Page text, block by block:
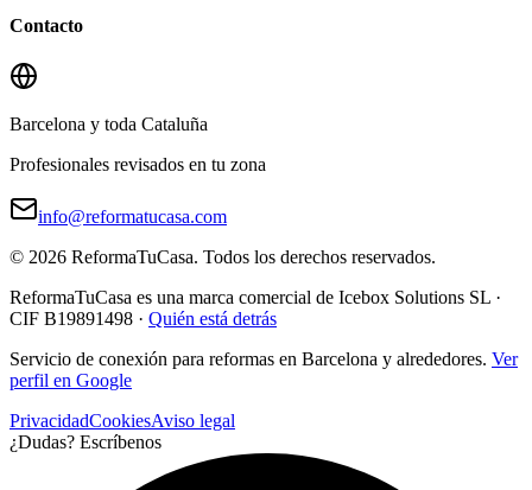
Contacto
Barcelona y toda Cataluña
Profesionales revisados en tu zona
info@reformatucasa.com
© 2026 ReformaTuCasa. Todos los derechos reservados.
ReformaTuCasa es una marca comercial de Icebox Solutions SL ·
CIF B19891498 · Quién está detrás
Servicio de conexión para reformas en Barcelona y alrededores. Ver
perfil en Google
PrivacidadCookiesAviso legal
¿Dudas? Escríbenos